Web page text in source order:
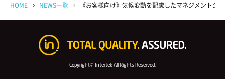
HOME NEWS一覧 《お客様向け》気候変動を配慮したマネジメント
Copyright© Intertek All Rights Reserved.